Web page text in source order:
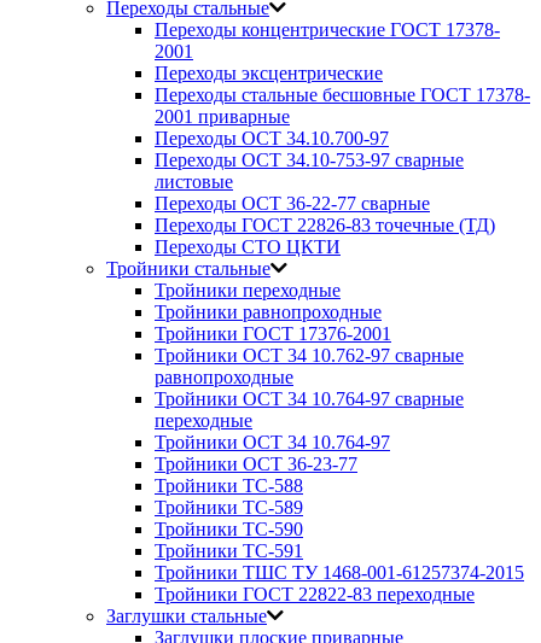
Переходы стальные
Переходы концентрические ГОСТ 17378-
2001
Переходы эксцентрические
Переходы стальные бесшовные ГОСТ 17378-
2001 приварные
Переходы ОСТ 34.10.700-97
Переходы ОСТ 34.10-753-97 сварные
листовые
Переходы ОСТ 36-22-77 сварные
Переходы ГОСТ 22826-83 точечные (ТД)
Переходы СТО ЦКТИ
Тройники стальные
Тройники переходные
Тройники равнопроходные
Тройники ГОСТ 17376-2001
Тройники ОСТ 34 10.762-97 сварные
равнопроходные
Тройники ОСТ 34 10.764-97 сварные
переходные
Тройники ОСТ 34 10.764-97
Тройники ОСТ 36-23-77
Тройники ТС-588
Тройники ТС-589
Тройники ТС-590
Тройники ТС-591
Тройники ТШС ТУ 1468-001-61257374-2015
Тройники ГОСТ 22822-83 переходные
Заглушки стальные
Заглушки плоские приварные